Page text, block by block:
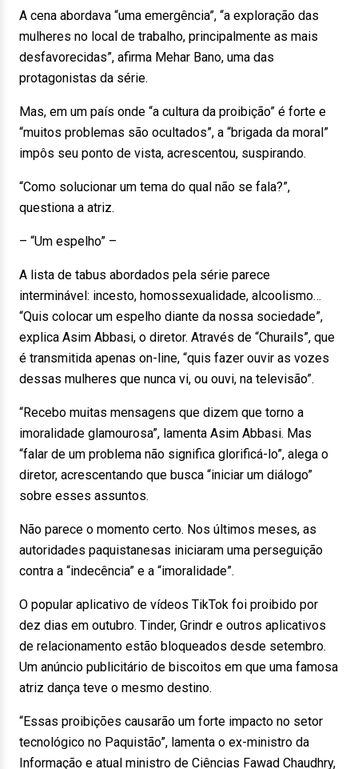
A cena abordava “uma emergência”, “a exploração das
mulheres no local de trabalho, principalmente as mais
desfavorecidas”, afirma Mehar Bano, uma das
protagonistas da série.
Mas, em um país onde “a cultura da proibição” é forte e
“muitos problemas são ocultados”, a “brigada da moral”
impôs seu ponto de vista, acrescentou, suspirando.
“Como solucionar um tema do qual não se fala?”,
questiona a atriz.
– “Um espelho” –
A lista de tabus abordados pela série parece
interminável: incesto, homossexualidade, alcoolismo…
“Quis colocar um espelho diante da nossa sociedade”,
explica Asim Abbasi, o diretor. Através de “Churails”, que
é transmitida apenas on-line, “quis fazer ouvir as vozes
dessas mulheres que nunca vi, ou ouvi, na televisão”.
“Recebo muitas mensagens que dizem que torno a
imoralidade glamourosa”, lamenta Asim Abbasi. Mas
“falar de um problema não significa glorificá-lo”, alega o
diretor, acrescentando que busca “iniciar um diálogo”
sobre esses assuntos.
Não parece o momento certo. Nos últimos meses, as
autoridades paquistanesas iniciaram uma perseguição
contra a “indecência” e a “imoralidade”.
O popular aplicativo de vídeos TikTok foi proibido por
dez dias em outubro. Tinder, Grindr e outros aplicativos
de relacionamento estão bloqueados desde setembro.
Um anúncio publicitário de biscoitos em que uma famosa
atriz dança teve o mesmo destino.
“Essas proibições causarão um forte impacto no setor
tecnológico no Paquistão”, lamenta o ex-ministro da
Informação e atual ministro de Ciências Fawad Chaudhry,